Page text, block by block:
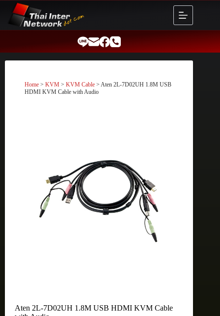
content
Home > KVM > KVM Cable > Aten 2L-7D02UH 1.8M USB
HDMI KVM Cable with Audio
Aten 2L-7D02UH 1.8M USB HDMI KVM Cable